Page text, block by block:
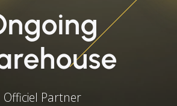
Officiel Partner